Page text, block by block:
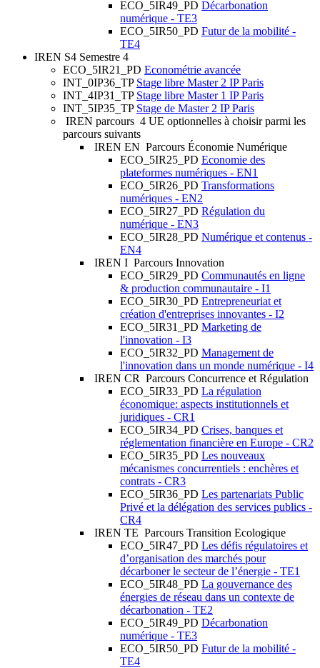
ECO_5IR49_PD Décarbonation
numérique - TE3
ECO_5IR50_PD Futur de la mobilité -
TE4
IREN S4 Semestre 4
ECO_5IR21_PD Econométrie avancée
INT_0IP36_TP Stage libre Master 2 IP Paris
INT_4IP31_TP Stage libre Master 1 IP Paris
INT_5IP35_TP Stage de Master 2 IP Paris
IREN parcours 4 UE optionnelles à choisir parmi les
parcours suivants
IREN EN Parcours Économie Numérique
ECO_5IR25_PD Economie des
plateformes numériques - EN1
ECO_5IR26_PD Transformations
numériques - EN2
ECO_5IR27_PD Régulation du
numérique - EN3
ECO_5IR28_PD Numérique et contenus -
EN4
IREN I Parcours Innovation
ECO_5IR29_PD Communautés en ligne
& production communautaire - I1
ECO_5IR30_PD Entrepreneuriat et
création d'entreprises innovantes - I2
ECO_5IR31_PD Marketing de
l'innovation - I3
ECO_5IR32_PD Management de
l'innovation dans un monde numérique - I4
IREN CR Parcours Concurrence et Régulation
ECO_5IR33_PD La régulation
économique: aspects institutionnels et
juridiques - CR1
ECO_5IR34_PD Crises, banques et
réglementation financière en Europe - CR2
ECO_5IR35_PD Les nouveaux
mécanismes concurrentiels : enchères et
contrats - CR3
ECO_5IR36_PD Les partenariats Public
Privé et la délégation des services publics -
CR4
IREN TE Parcours Transition Ecologique
ECO_5IR47_PD Les défis régulatoires et
d’organisation des marchés pour
décarboner le secteur de l’énergie - TE1
ECO_5IR48_PD La gouvernance des
énergies de réseau dans un contexte de
décarbonation - TE2
ECO_5IR49_PD Décarbonation
numérique - TE3
ECO_5IR50_PD Futur de la mobilité -
TE4